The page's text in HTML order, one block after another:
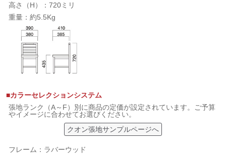
高さ（H）：720ミリ
重量：約5.5Kg
■カラーセレクションシステム
張地ランク（A～F）別に商品の定価が設定されています。ご予算
やイメージに合わせてお選びください。
クオン張地サンプルページへ
フレーム：ラバーウッド